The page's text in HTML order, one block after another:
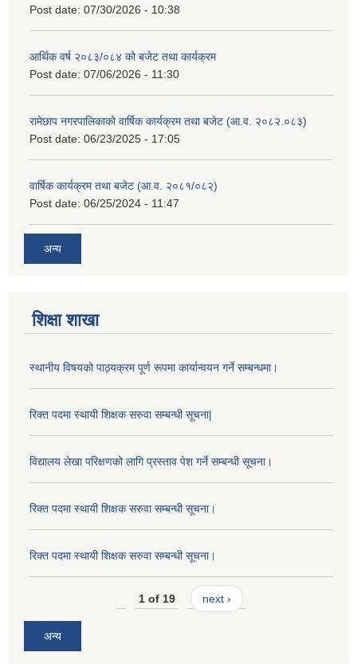
Post date: 07/30/2026 - 10:38
आर्थिक वर्ष २०८३/०८४ को बजेट तथा कार्यक्रम
Post date: 07/06/2026 - 11:30
रामेछाप नगरपालिकाको वार्षिक कार्यक्रम तथा बजेट (आ.व. २०८२.०८३)
Post date: 06/23/2025 - 17:05
वार्षिक कार्यक्रम तथा बजेट (आ.व. २०८१/०८२)
Post date: 06/25/2024 - 11:47
अन्य
शिक्षा शाखा
स्थानीय विषयको पाठ्यक्रम पूर्ण रूपमा कार्यान्वयन गर्ने सम्बन्धमा।
रिक्त पदमा स्थायी शिक्षक सरुवा सम्बन्धी सूचना|
विद्यालय लेखा परिक्षणको लागि प्रस्ताव पेश गर्ने सम्बन्धी सूचना।
रिक्त पदमा स्थायी शिक्षक सरुवा सम्बन्धी सूचना।
रिक्त पदमा स्थायी शिक्षक सरुवा सम्बन्धी सूचना।
1 of 19 next ›
अन्य